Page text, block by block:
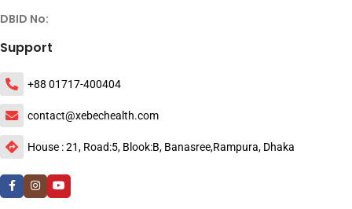
DBID No:
Support
+88 01717-400404
contact@xebechealth.com
House : 21, Road:5, Blook:B, Banasree,Rampura, Dhaka